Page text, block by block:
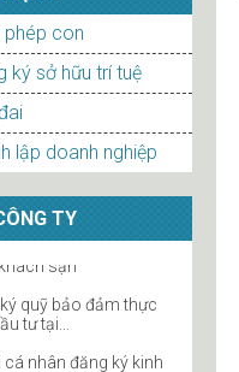
phép con
ký sở hữu trí tuệ
lập doanh nghiệp
TY
ký quỹ bảo đảm thực
tư tại...
cá nhân đăng ký kinh
cầm đồ tại...